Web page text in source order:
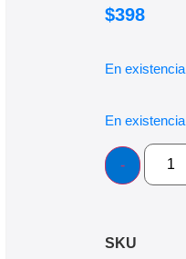
$398
En existencia
En existencia
SKU